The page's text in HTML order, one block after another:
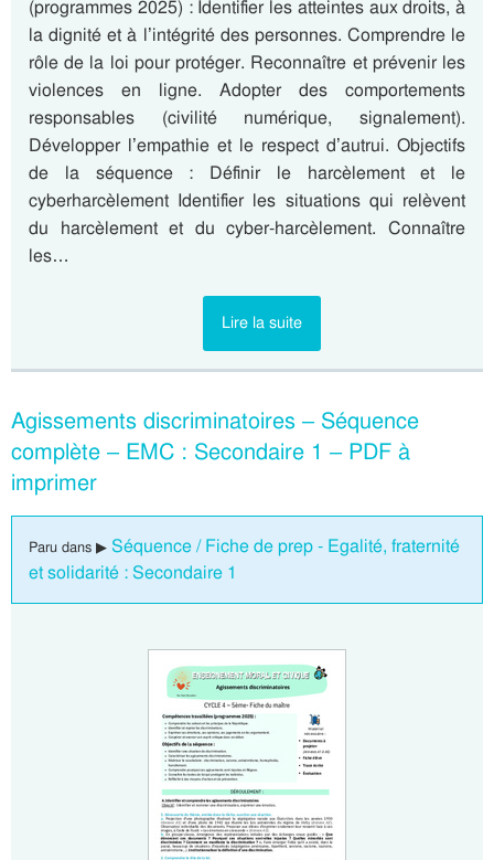
(programmes 2025) : Identifier les atteintes aux droits, à
la dignité et à l’intégrité des personnes. Comprendre le
rôle de la loi pour protéger. Reconnaître et prévenir les
violences en ligne. Adopter des comportements
responsables (civilité numérique, signalement).
Développer l’empathie et le respect d’autrui. Objectifs
de la séquence : Définir le harcèlement et le
cyberharcèlement Identifier les situations qui relèvent
du harcèlement et du cyber-harcèlement. Connaître
les…
Lire la suite
Agissements discriminatoires – Séquence
complète – EMC : Secondaire 1 – PDF à
imprimer
Paru dans ▶ Séquence / Fiche de prep - Egalité, fraternité
et solidarité : Secondaire 1